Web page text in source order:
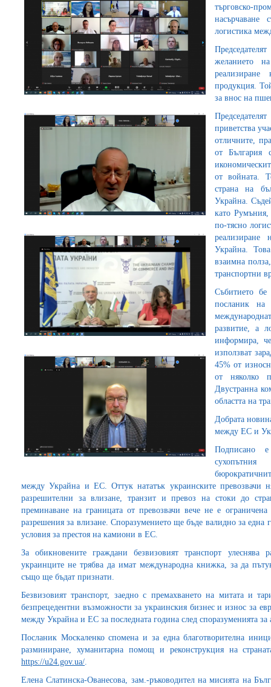
търговско-
насърчаване
логистика
желанието
реализиране
продукция.
за внос на
приветства
отличните,
от България
от войната.
страна на
Украйна.
като
по-тясно
Украйна.
взаимна
транспортни
Събитието
посланик на
развитие, а
информира,
използват
45% от
от няколко
Двустранна
областта на
Добрата
между ЕС и
Подписано
сухопътния
между Украйна и ЕС. Оттук нататък украинските превозвачи
разрешителни за влизане, транзит и превоз на стоки до
преминаване на границата от превозвачи вече не е
разрешения за влизане. Споразумението ще бъде валидно за
условия за престоя на камиони в ЕС.
За обикновените граждани безвизовият транспорт
украинците не трябва да имат международна книжка, за да
също ще бъдат признати.
Безвизовият транспорт, заедно с премахването на митата и
безпрецедентни възможности за украинския бизнес и износ за
между Украйна и ЕС за последната година след споразуменията за
Посланик Москаленко спомена и за една благотворителна
разминиране, хуманитарна помощ и реконструкция на
https://u24.gov.ua/.
Елена Слатинска-Ованесова, зам.-ръководител на мисията на